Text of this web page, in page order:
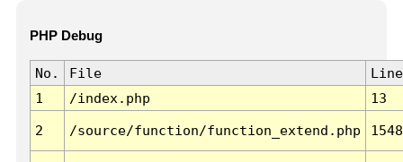
PHP Debug
No. File
Line
1
/index.php 13
2 /source/function/function_extend.php 1548